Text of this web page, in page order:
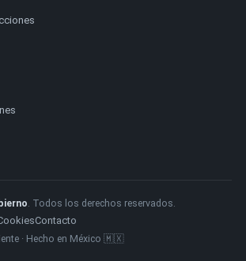
. Todos los derechos reservados.
Contacto
· Hecho en México 🇲🇽